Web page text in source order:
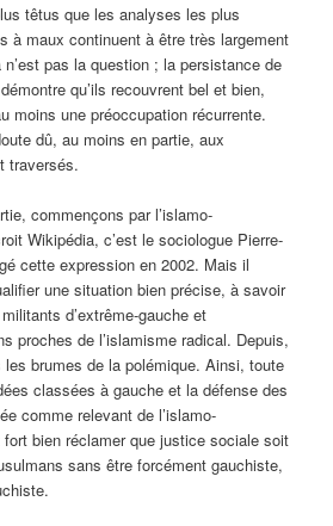
têtus que les analyses les plus
à maux continuent à être très largement
pas la question ; la persistance de
qu’ils recouvrent bel et bien,
moins une préoccupation récurrente.
dû, au moins en partie, aux
traversés.
commençons par l’islamo-
Wikipédia, c’est le sociologue Pierre-
cette expression en 2002. Mais il
une situation bien précise, à savoir
d’extrême-gauche et
proches de l’islamisme radical. Depuis,
les brumes de la polémique. Ainsi, toute
classées à gauche et la défense des
comme relevant de l’islamo-
bien réclamer que justice sociale soit
sans être forcément gauchiste,